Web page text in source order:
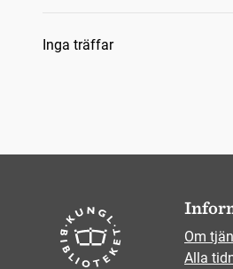
Sökresultat
Inga träffar
Om
Alla